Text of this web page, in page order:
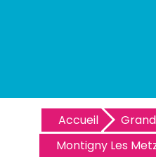
Accueil
Montigny Les